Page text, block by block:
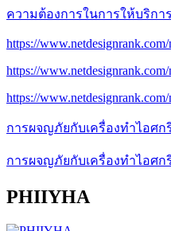
ความต้องการในการให้บริก
https://www.netdesignrank.com/
https://www.netdesignrank.com/
https://www.netdesignrank.com/
การผจญภัยกับเครื่องทำไอศก
การผจญภัยกับเครื่องทำไอศก
PHIIYHA